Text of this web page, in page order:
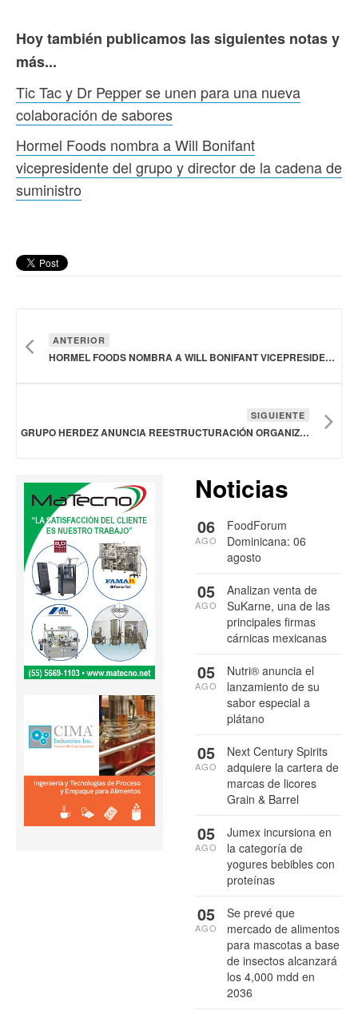
Hoy también publicamos las siguientes notas y
más...
Tic Tac y Dr Pepper se unen para una nueva
colaboración de sabores
Hormel Foods nombra a Will Bonifant
vicepresidente del grupo y director de la cadena de
suministro
ANTERIOR
HORMEL FOODS NOMBRA A WILL BONIFANT VICEPRESIDENTE DEL GRUPO Y DIRECTOR DE LA CADENA DE SUMINISTRO
SIGUIENTE
GRUPO HERDEZ ANUNCIA REESTRUCTURACIÓN ORGANIZACIONAL
Noticias
FoodForum
Dominicana: 06
agosto
06
AGO
Analizan venta de
SuKarne, una de las
principales firmas
cárnicas mexicanas
05
AGO
Nutri® anuncia el
lanzamiento de su
sabor especial a
plátano
05
AGO
Next Century Spirits
adquiere la cartera de
marcas de licores
Grain & Barrel
05
AGO
Jumex incursiona en
la categoría de
yogures bebibles con
proteínas
05
AGO
Se prevé que
mercado de alimentos
para mascotas a base
de insectos alcanzará
los 4,000 mdd en
2036
05
AGO